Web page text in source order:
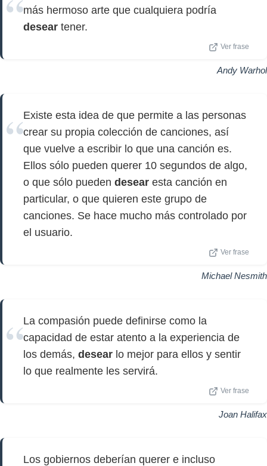
más hermoso arte que cualquiera podría
desear tener.
Ver frase
Andy Warhol
Existe esta idea de que permite a las personas
crear su propia colección de canciones, así
que vuelve a escribir lo que una canción es.
Ellos sólo pueden querer 10 segundos de algo,
o que sólo pueden desear esta canción en
particular, o que quieren este grupo de
canciones. Se hace mucho más controlado por
el usuario.
Ver frase
Michael Nesmith
La compasión puede definirse como la
capacidad de estar atento a la experiencia de
los demás, desear lo mejor para ellos y sentir
lo que realmente les servirá.
Ver frase
Joan Halifax
Los gobiernos deberían querer e incluso